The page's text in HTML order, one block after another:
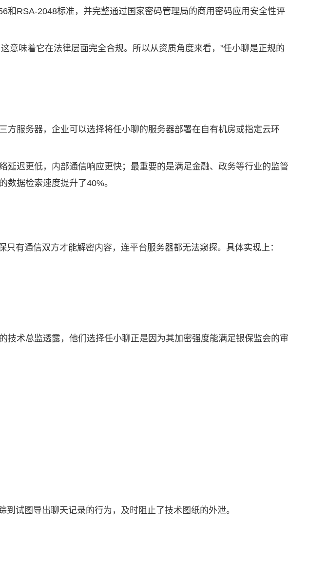
RSA-2048标准，并完整通过国家密码管理局的商用密码应用安全性评
意味着它在法律层面完全合规。所以从资质角度来看，”任小聊是正规的
服务器，企业可以选择将任小聊的服务器部署在自有机房或指定云环
迟更低，内部通信响应更快；最重要的是满足金融、政务等行业的监管
数据检索速度提升了40%。
有通信双方才能解密内容，连平台服务器都无法窥探。具体实现上：
术总监透露，他们选择任小聊正是因为其加密强度能满足银保监会的审
试图导出聊天记录的行为，及时阻止了技术图纸的外泄。